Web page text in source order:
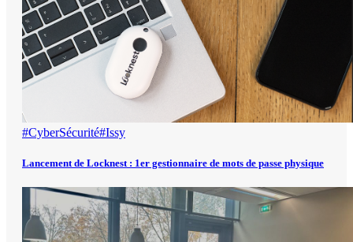
#CyberSécurité#Issy
Lancement de Locknest : 1er gestionnaire de mots de passe physique